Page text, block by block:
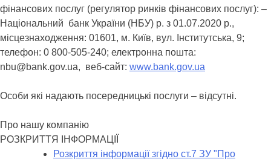
фінансових послуг (регулятор ринків фінансових послуг): –
Національний банк України (НБУ) p. з 01.07.2020 р.,
місцезнаходження: 01601, м. Київ, вул. Інститутська, 9;
телефон: 0 800-505-240; електронна пошта:
nbu@bank.gov.ua, веб-сайт: www.bank.gov.ua
Особи які надають посередницькі послуги – відсутні.
Про нашу компанію
РОЗКРИТТЯ ІНФОРМАЦІЇ
Розкриття інформації згідно ст.7 ЗУ "Про